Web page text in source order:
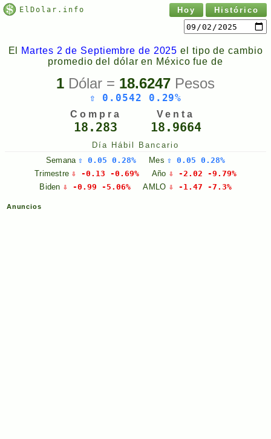
ElDolar.info Hoy Histórico
El Martes 2 de Septiembre de 2025 el tipo de cambio
promedio del dólar en México fue de
1 Dólar = 18.6247 Pesos
⇧ 0.0542 0.29%
Compra
18.283
Venta
18.9664
Día Hábil Bancario
Semana ⇧ 0.05 0.28% Mes ⇧ 0.05 0.28%
Trimestre ⇩ -0.13 -0.69% Año ⇩ -2.02 -9.79%
Biden ⇩ -0.99 -5.06% AMLO ⇩ -1.47 -7.3%
Anuncios